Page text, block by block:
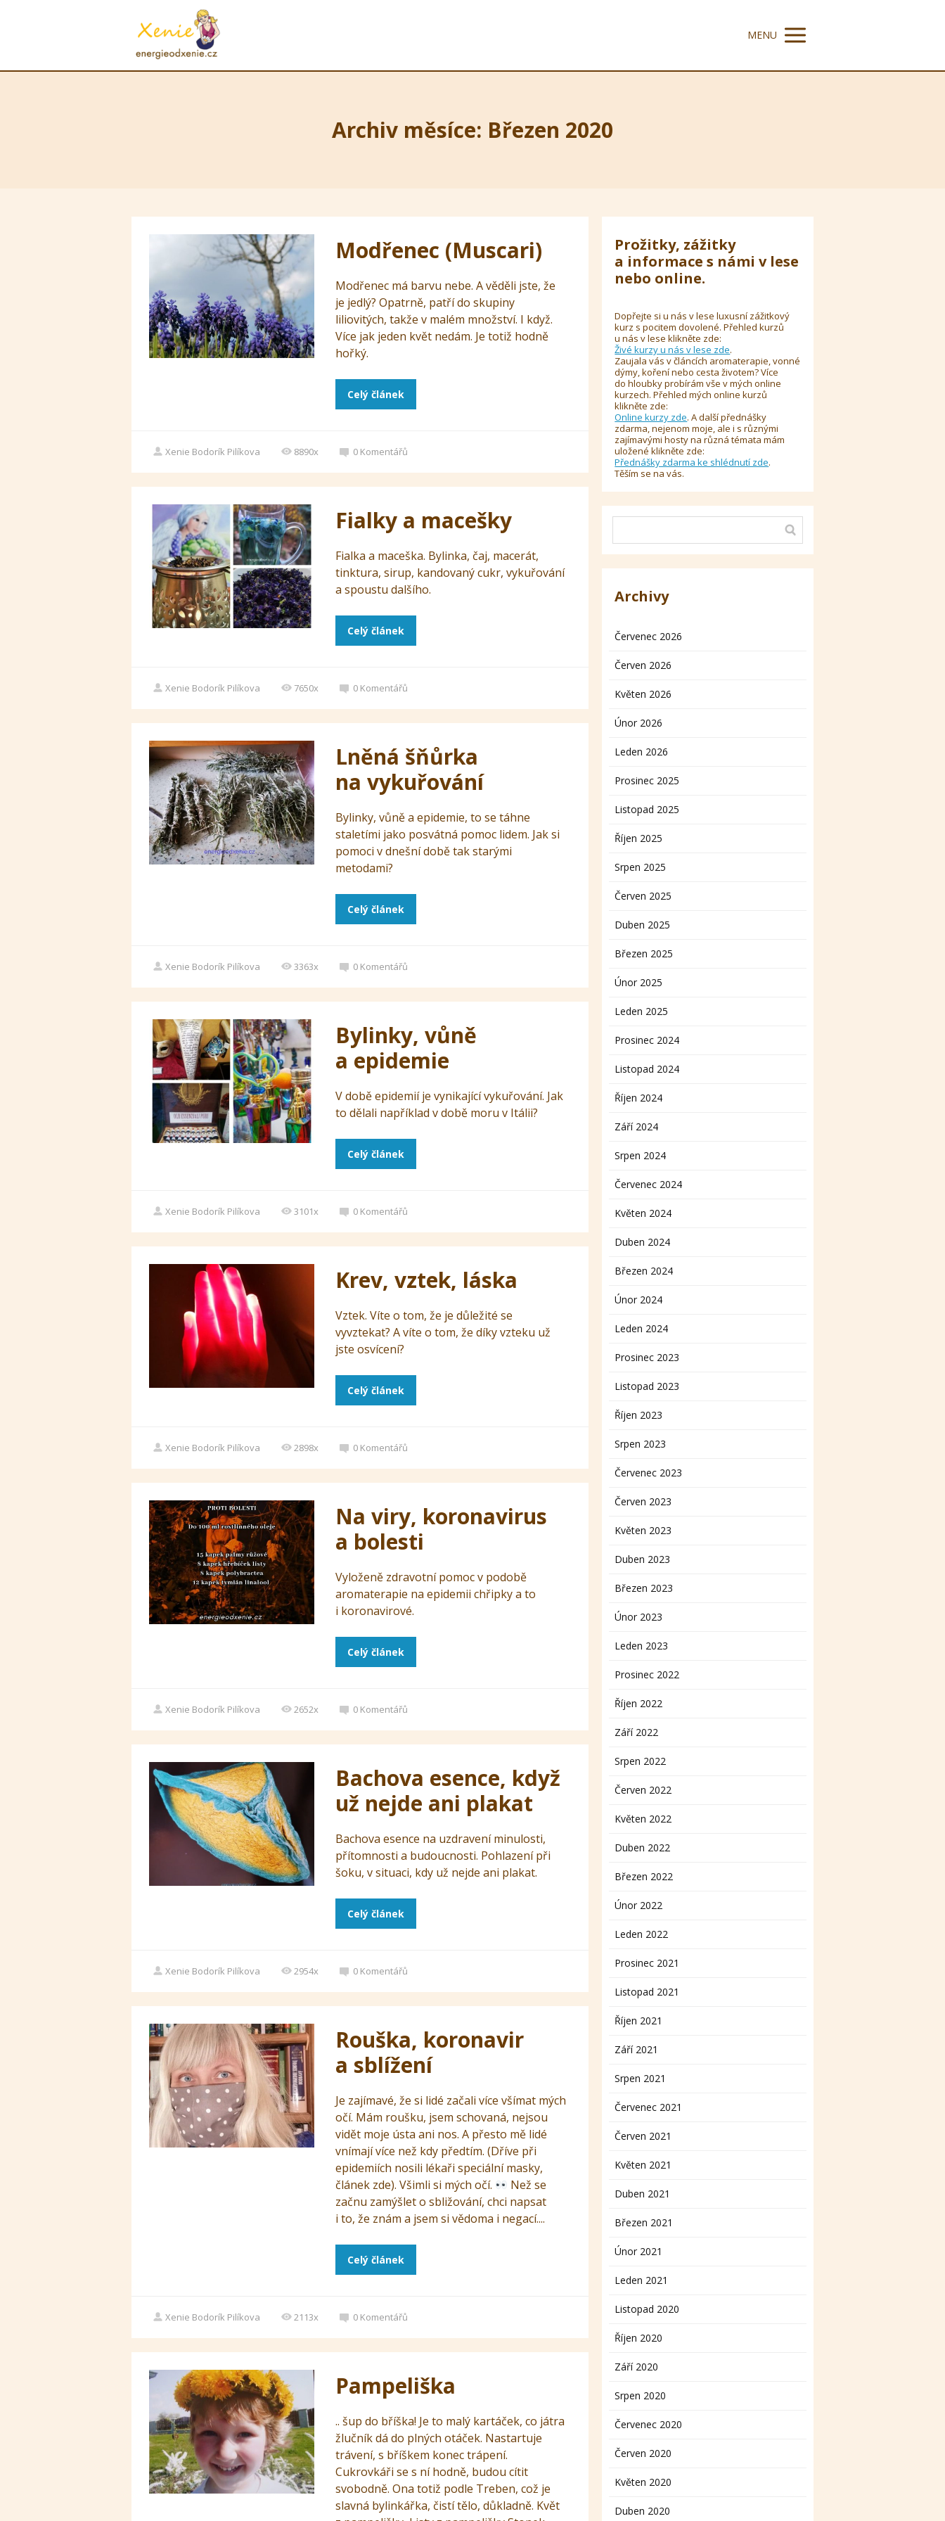
MENU
Archiv měsíce: Březen 2020
Modřenec (Muscari)
Modřenec má barvu nebe. A věděli jste, že
je jedlý? Opatrně, patří do skupiny
liliovitých, takže v malém množství. I když.
Více jak jeden květ nedám. Je totiž hodně
hořký.
Celý článek
Xenie Bodorík Pilíkova 8890x 0 Komentářů
Fialky a macešky
Fialka a maceška. Bylinka, čaj, macerát,
tinktura, sirup, kandovaný cukr, vykuřování
a spoustu dalšího.
Celý článek
Xenie Bodorík Pilíkova 7650x 0 Komentářů
Lněná šňůrka
na vykuřování
Bylinky, vůně a epidemie, to se táhne
staletími jako posvátná pomoc lidem. Jak si
pomoci v dnešní době tak starými
metodami?
Celý článek
Xenie Bodorík Pilíkova 3363x 0 Komentářů
Bylinky, vůně
a epidemie
V době epidemií je vynikající vykuřování. Jak
to dělali například v době moru v Itálii?
Celý článek
Xenie Bodorík Pilíkova 3101x 0 Komentářů
Krev, vztek, láska
Vztek. Víte o tom, že je důležité se
vyvztekat? A víte o tom, že díky vzteku už
jste osvícení?
Celý článek
Xenie Bodorík Pilíkova 2898x 0 Komentářů
Na viry, koronavirus
a bolesti
Vyloženě zdravotní pomoc v podobě
aromaterapie na epidemii chřipky a to
i koronavirové.
Celý článek
Xenie Bodorík Pilíkova 2652x 0 Komentářů
Bachova esence, když
už nejde ani plakat
Bachova esence na uzdravení minulosti,
přítomnosti a budoucnosti. Pohlazení při
šoku, v situaci, kdy už nejde ani plakat.
Celý článek
Xenie Bodorík Pilíkova 2954x 0 Komentářů
Rouška, koronavir
a sblížení
Je zajímavé, že si lidé začali více všímat mých
očí. Mám roušku, jsem schovaná, nejsou
vidět moje ústa ani nos. A přesto mě lidé
vnímají více než kdy předtím. (Dříve při
epidemiích nosili lékaři speciální masky,
článek zde). Všimli si mých očí.
Než se
začnu zamýšlet o sbližování, chci napsat
i to, že znám a jsem si vědoma i negací....
Celý článek
Xenie Bodorík Pilíkova 2113x 0 Komentářů
Pampeliška
.. šup do bříška! Je to malý kartáček, co játra
žlučník dá do plných otáček. Nastartuje
trávení, s bříškem konec trápení.
Cukrovkáři se s ní hodně, budou cítit
svobodně. Ona totiž podle Treben, což je
slavná bylinkářka, čistí tělo, důkladně. Květ
Prožitky, zážitky
a informace s námi v lese
nebo online.
Dopřejte si u nás v lese luxusní zážitkový
kurz s pocitem dovolené. Přehled kurzů
u nás v lese klikněte zde:
Živé kurzy u nás v lese zde.
Zaujala vás v článcích aromaterapie, vonné
dýmy, koření nebo cesta životem? Více
do hloubky probírám vše v mých online
kurzech. Přehled mých online kurzů
klikněte zde:
Online kurzy zde. A další přednášky
zdarma, nejenom moje, ale i s různými
zajímavými hosty na různá témata mám
uložené klikněte zde:
Přednášky zdarma ke shlédnutí zde.
Těším se na vás.
Archivy
Červenec 2026
Červen 2026
Květen 2026
Únor 2026
Leden 2026
Prosinec 2025
Listopad 2025
Říjen 2025
Srpen 2025
Červen 2025
Duben 2025
Březen 2025
Únor 2025
Leden 2025
Prosinec 2024
Listopad 2024
Říjen 2024
Září 2024
Srpen 2024
Červenec 2024
Květen 2024
Duben 2024
Březen 2024
Únor 2024
Leden 2024
Prosinec 2023
Listopad 2023
Říjen 2023
Srpen 2023
Červenec 2023
Červen 2023
Květen 2023
Duben 2023
Březen 2023
Únor 2023
Leden 2023
Prosinec 2022
Říjen 2022
Září 2022
Srpen 2022
Červen 2022
Květen 2022
Duben 2022
Březen 2022
Únor 2022
Leden 2022
Prosinec 2021
Listopad 2021
Říjen 2021
Září 2021
Srpen 2021
Červenec 2021
Červen 2021
Květen 2021
Duben 2021
Březen 2021
Únor 2021
Leden 2021
Listopad 2020
Říjen 2020
Září 2020
Srpen 2020
Červenec 2020
Červen 2020
Květen 2020
Duben 2020